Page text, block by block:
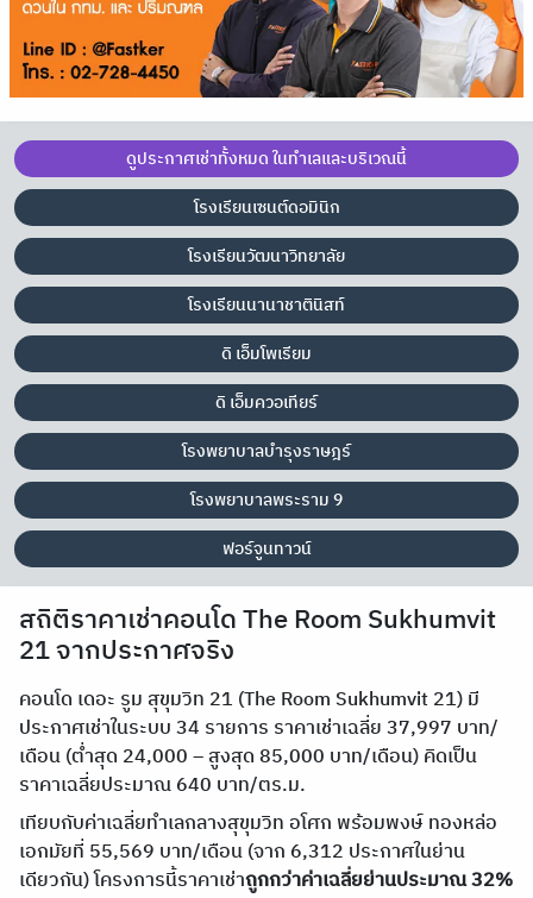
ดูประกาศเช่าทั้งหมด ในทำเลและบริเวณนี้
โรงเรียนเซนต์ดอมินิก
โรงเรียนวัฒนาวิทยาลัย
โรงเรียนนานาชาตินิสท์
ดิ เอ็มโพเรียม
ดิ เอ็มควอเทียร์
โรงพยาบาลบำรุงราษฎร์
โรงพยาบาลพระราม 9
ฟอร์จูนทาวน์
สถิติราคาเช่าคอนโด The Room Sukhumvit
21 จากประกาศจริง
คอนโด เดอะ รูม สุขุมวิท 21 (The Room Sukhumvit 21) มี
ประกาศเช่าในระบบ 34 รายการ ราคาเช่าเฉลี่ย 37,997 บาท/
เดือน (ต่ำสุด 24,000 – สูงสุด 85,000 บาท/เดือน) คิดเป็น
ราคาเฉลี่ยประมาณ 640 บาท/ตร.ม.
เทียบกับค่าเฉลี่ยทำเลกลางสุขุมวิท อโศก พร้อมพงษ์ ทองหล่อ
เอกมัยที่ 55,569 บาท/เดือน (จาก 6,312 ประกาศในย่าน
เดียวกัน) โครงการนี้ราคาเช่าถูกกว่าค่าเฉลี่ยย่านประมาณ 32%